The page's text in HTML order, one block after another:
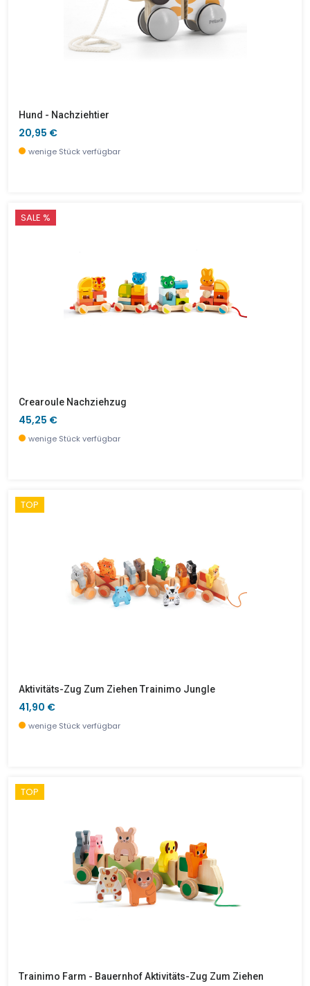
Hund - Nachziehtier
20,95 €
wenige Stück verfügbar
SALE %
Crearoule Nachziehzug
45,25 €
wenige Stück verfügbar
TOP
Aktivitäts-Zug Zum Ziehen Trainimo Jungle
41,90 €
wenige Stück verfügbar
TOP
Trainimo Farm - Bauernhof Aktivitäts-Zug Zum Ziehen